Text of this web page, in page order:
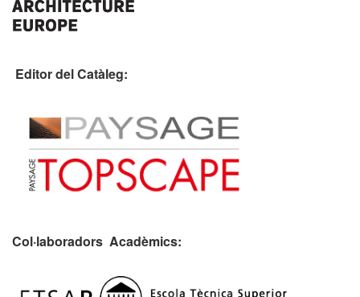
Editor del Catàleg:
Col·laboradors Acadèmics: